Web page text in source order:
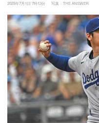
2025年7月1日 7時13分
写真：THE ANSWER